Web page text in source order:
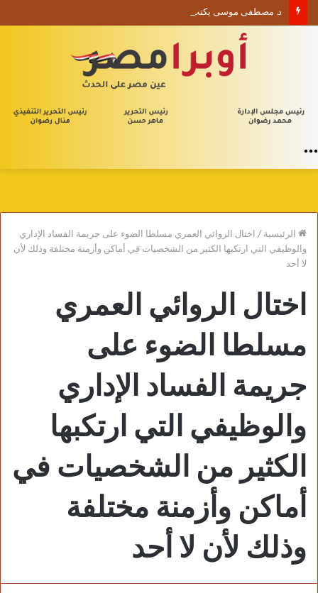
د. مصطفى موسى يكتب الأربعون الإدارية (1) من يلا إدارة
الرئيسية/اختال الروائي العمري مسلطا الضوء على جريمة الفساد الإداري
والوظيفي التي ارتكبها الكثير من الشخصيات في أماكن وأزمنة مختلفة وذلك لأن
لا أحد
اختال الروائي العمري
مسلطا الضوء على
جريمة الفساد الإداري
والوظيفي التي ارتكبها
الكثير من الشخصيات في
أماكن وأزمنة مختلفة
وذلك لأن لا أحد